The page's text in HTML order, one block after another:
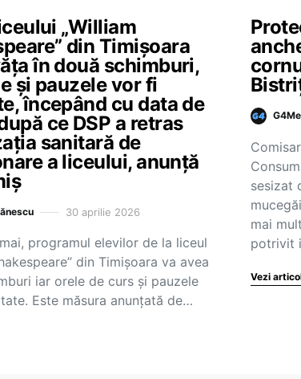
„William
din Timișoara
în două schimburi,
și pauzele vor fi
începând cu data de
ce DSP a retras
sanitară de
a liceului, anunță
30 aprilie 2026
programul elevilor de la liceul
din Timișoara va avea
iar orele de curs și pauzele
Este măsura anunțată de…
sesizat
mai
potrivit
Vezi